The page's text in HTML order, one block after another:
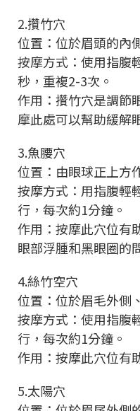
2.攢竹穴
位置：位於眉頭的內
按摩方式：使用指腹
秒，重複2-3次。
作用：攢竹穴是調節
摩此處可以幫助緩解
3.魚腰穴
位置：由眼球正上方
按摩方式：用指腹輕
行，每次約1分鐘。
作用：按摩此穴位有
眼部浮腫和黑眼圈的
4.絲竹空穴
位置：位於眉毛外側
按摩方式：使用指腹
行，每次約1分鐘。
作用：按摩此穴位有
5.太陽穴